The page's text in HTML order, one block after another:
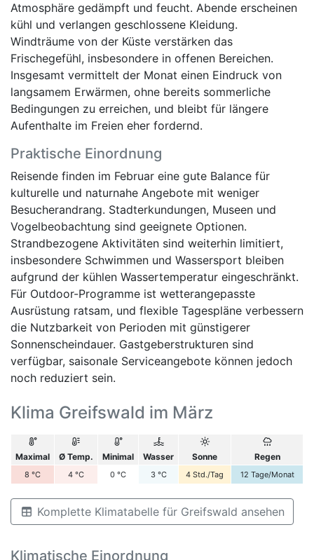
Atmosphäre gedämpft und feucht. Abende erscheinen
kühl und verlangen geschlossene Kleidung.
Windträume von der Küste verstärken das
Frischegefühl, insbesondere in offenen Bereichen.
Insgesamt vermittelt der Monat einen Eindruck von
langsamem Erwärmen, ohne bereits sommerliche
Bedingungen zu erreichen, und bleibt für längere
Aufenthalte im Freien eher fordernd.
Praktische Einordnung
Reisende finden im Februar eine gute Balance für
kulturelle und naturnahe Angebote mit weniger
Besucherandrang. Stadterkundungen, Museen und
Vogelbeobachtung sind geeignete Optionen.
Strandbezogene Aktivitäten sind weiterhin limitiert,
insbesondere Schwimmen und Wassersport bleiben
aufgrund der kühlen Wassertemperatur eingeschränkt.
Für Outdoor-Programme ist wetterangepasste
Ausrüstung ratsam, und flexible Tagespläne verbessern
die Nutzbarkeit von Perioden mit günstigerer
Sonnenscheindauer. Gastgeberstrukturen sind
verfügbar, saisonale Serviceangebote können jedoch
noch reduziert sein.
Klima Greifswald im März
Maximal Ø Temp. Minimal Wasser Sonne Regen
8 °C 4 °C 0 °C 3 °C 4 Std./Tag 12 Tage/Monat
Komplette Klimatabelle für Greifswald ansehen
Klimatische Einordnung